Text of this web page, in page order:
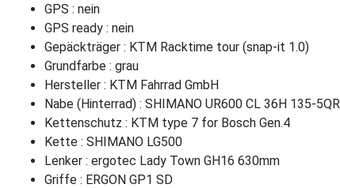
GPS : nein
GPS ready : nein
Gepäckträger : KTM Racktime tour (snap-it 1.0)
Grundfarbe : grau
Hersteller : KTM Fahrrad GmbH
Nabe (Hinterrad) : SHIMANO UR600 CL 36H 135-5QR
Kettenschutz : KTM type 7 for Bosch Gen.4
Kette : SHIMANO LG500
Lenker : ergotec Lady Town GH16 630mm
Griffe : ERGON GP1 SD